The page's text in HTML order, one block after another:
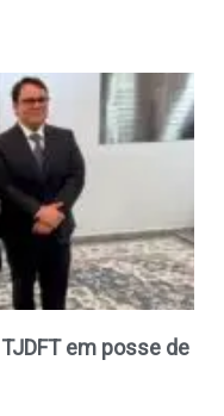
em posse de